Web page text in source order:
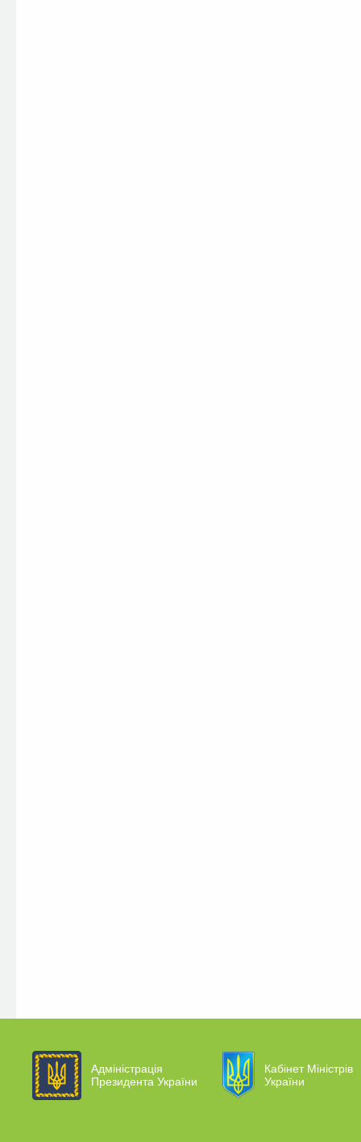
Адміністрація
Президента України
Кабінет Міністрів
України